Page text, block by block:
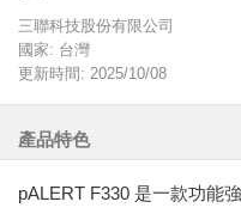
三聯科技股份有限公司
國家: 台灣
更新時間: 2025/10/08
產品特色
pALERT F330 是一款功能